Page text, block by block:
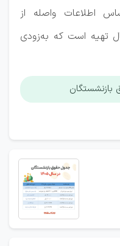
اطلاعات واصله از
تهیه است که به‌زودی
بازنشستگان